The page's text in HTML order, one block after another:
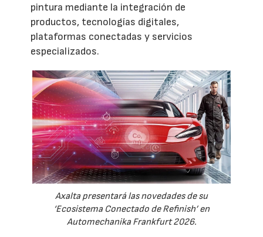
pintura mediante la integración de
productos, tecnologías digitales,
plataformas conectadas y servicios
especializados.
Axalta presentará las novedades de su
‘Ecosistema Conectado de Refinish’ en
Automechanika Frankfurt 2026.